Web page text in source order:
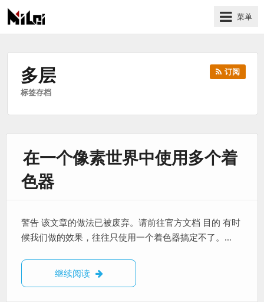
有
技
菜单
多层
标签存档
订阅
在一个像素世界中使用多个着
色器
警告 该文章的做法已被废弃。请前往官方文档 目的 有时
候我们做的效果，往往只使用一个着色器搞定不了。…
继续阅读 在一个像素世界中使用多个着色器